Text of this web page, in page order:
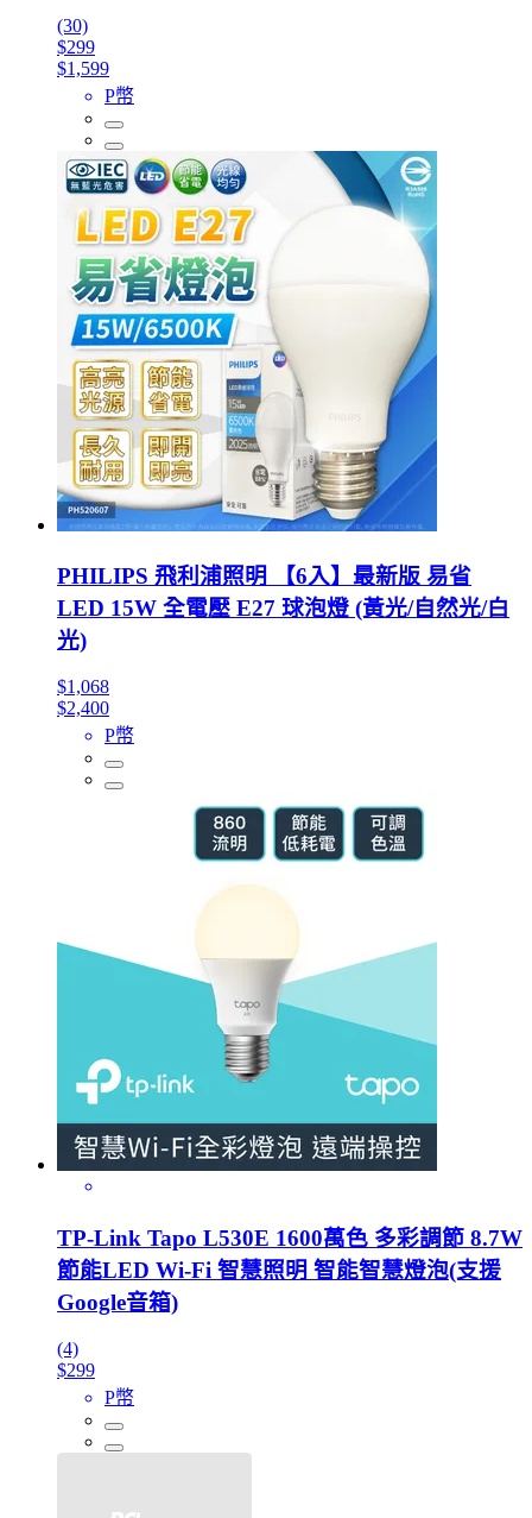
(30)
$299
$1,599
P幣
PHILIPS 飛利浦照明 【6入】最新版 易省
LED 15W 全電壓 E27 球泡燈 (黃光/自然光/白
光)
$1,068
$2,400
P幣
TP-Link Tapo L530E 1600萬色 多彩調節 8.7W
節能LED Wi-Fi 智慧照明 智能智慧燈泡(支援
Google音箱)
(4)
$299
P幣